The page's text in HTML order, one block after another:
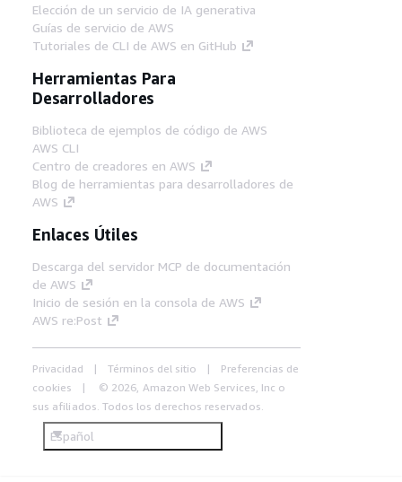
Elección de un servicio de IA generativa
Guías de servicio de AWS
Tutoriales de CLI de AWS en GitHub
Herramientas Para
Desarrolladores
Biblioteca de ejemplos de código de AWS
AWS CLI
Centro de creadores en AWS
Blog de herramientas para desarrolladores de
AWS
Enlaces Útiles
Descarga del servidor MCP de documentación
de AWS
Inicio de sesión en la consola de AWS
AWS re:Post
Privacidad Términos del sitio
Preferencias de
cookies
© 2026, Amazon Web Services, Inc o
sus afiliados. Todos los derechos reservados.
Español